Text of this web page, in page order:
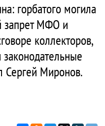
горбатого могила
запрет МФО и
коллекторов,
Сергей Миронов.